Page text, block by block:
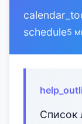
schedule5
Список